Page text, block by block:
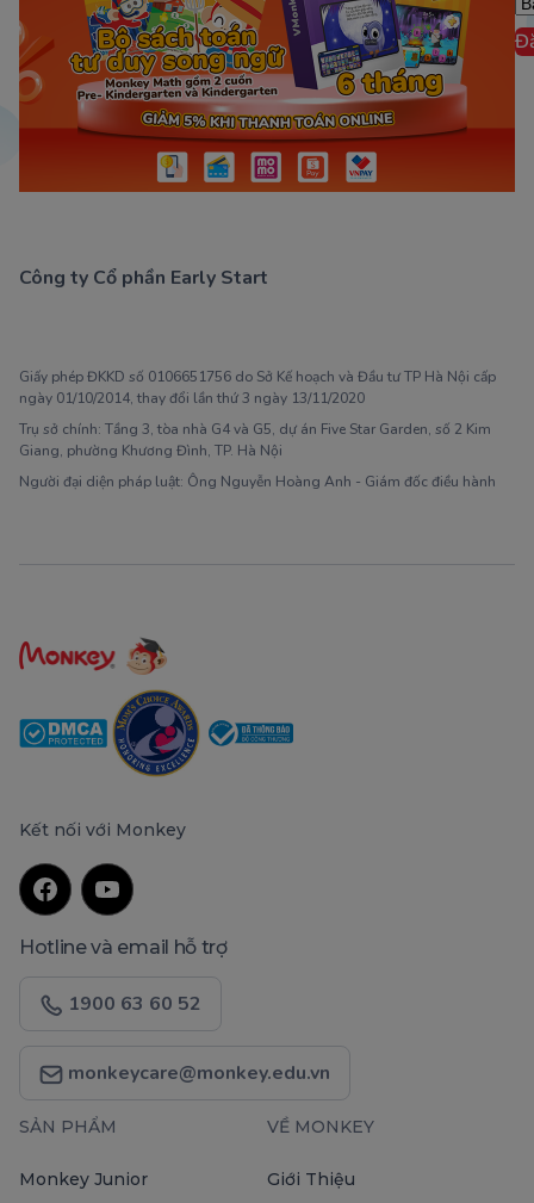
Công ty Cổ phần Early Start
Giấy phép ĐKKD số 0106651756 do Sở Kế hoạch và Đầu tư TP Hà Nội cấp
ngày 01/10/2014, thay đổi lần thứ 3 ngày 13/11/2020
Trụ sở chính: Tầng 3, tòa nhà G4 và G5, dự án Five Star Garden, số 2 Kim
Giang, phường Khương Đình, TP. Hà Nội
Người đại diện pháp luật: Ông Nguyễn Hoàng Anh - Giám đốc điều hành
Kết nối với Monkey
Hotline và email hỗ trợ
1900 63 60 52
monkeycare@monkey.edu.vn
SẢN PHẨM
Monkey Junior
VỀ MONKEY
Giới Thiệu